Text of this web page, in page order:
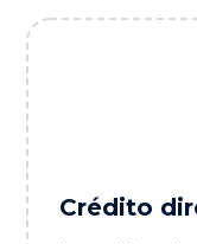
Crédito